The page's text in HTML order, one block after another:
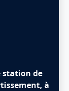
station de
à